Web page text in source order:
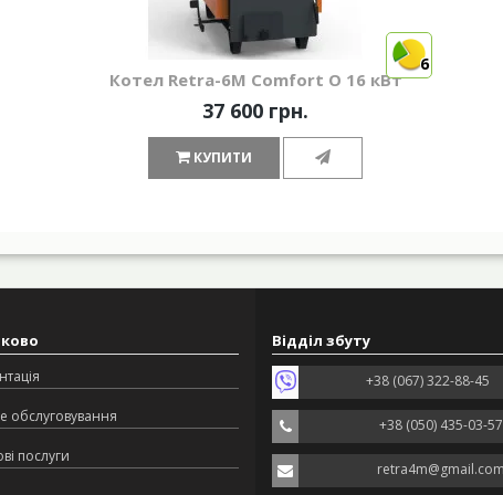
6
Котел Retra-6M Comfort O 16 кВт
37 600 грн.
КУПИТИ
обслуговування
послуги
Відділ збуту
+38 (067) 322-88-45
+38 (050) 435-03-57
retra4m@gmail.com